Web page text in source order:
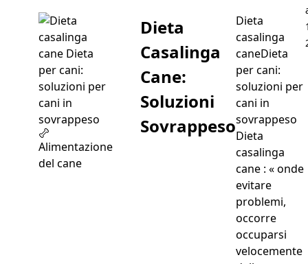
Alimentazione
del cane
Dieta
Casalinga
Cane:
Soluzioni
Sovrappeso
Dieta
casalinga
caneDieta
per cani:
soluzioni per
cani in
sovrappeso
Dieta
casalinga
cane : « onde
evitare
problemi,
occorre
occuparsi
velocemente